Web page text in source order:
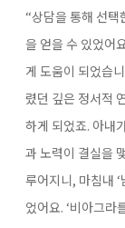
“상담을 통해 선
을 얻을 수 있었어
게 도움이 되었습
렸던 깊은 정서적
하게 되었죠. 아내
과 노력이 결실을
루어지니, 마침내
었어요. ‘비아그라